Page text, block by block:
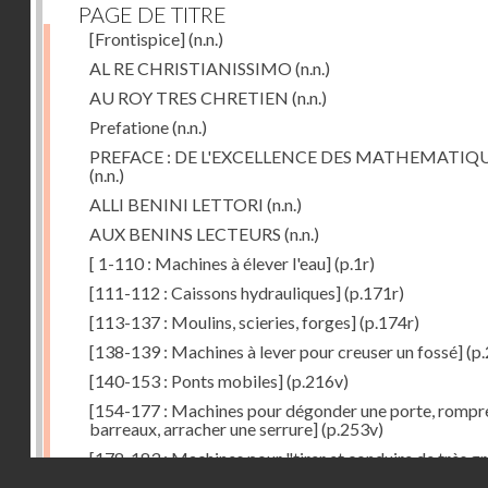
PAGE DE TITRE
[Frontispice](n.n.)
AL RE CHRISTIANISSIMO (n.n.)
AU ROY TRES CHRETIEN (n.n.)
Prefatione(n.n.)
PREFACE : DE L'EXCELLENCE DES
(n.n.)
ALLI BENINI LETTORI (n.n.)
AUX BENINS LECTEURS (n.n.)
[ 1-110 : Machines à élever l'eau](p.1r)
[111-112 : Caissons hydrauliques](p.171r)
[113-137 : Moulins, scieries, forges](p.174r)
[138-139 : Machines à lever pour creuser un fossé]
[140-153 : Ponts mobiles](p.216v)
[154-177 : Machines pour dégonder une porte,
barreaux, arracher une serrure](p.253v)
[178-183 : Machines pour "tirer et conduire de très